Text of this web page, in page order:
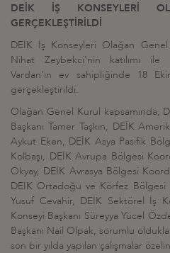
DEİK İŞ KONSEYLERİ
GERÇEKLEŞTİRİLDİ
DEİK İş Konseyleri Olağan
Nihat Zeybekci'nin katılımı
Vardan'ın ev sahipliğinde 18
gerçekleştirildi.
Olağan Genel Kurul kapsamında,
Başkanı Tamer Taşkın, DEİK
Aykut Eken, DEİK Asya Pasifik
Kolbaşı, DEİK Avrupa Bölgesi
Okyay, DEİK Avrasya Bölgesi
DEİK Ortadoğu ve Körfez Bölgesi
Yusuf Cevahir, DEİK Sektörel İş
Konseyi Başkanı Süreyya Yücel
Başkanı Nail Olpak, sorumlu
son bir yılda yapılan çalışmalar